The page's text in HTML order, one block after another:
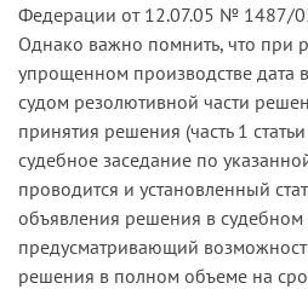
Федерации от 12.07.05 № 1487/
Однако важно помнить, что при
упрощенном производстве дата
судом резолютивной части
принятия решения (часть 1
судебное заседание по
проводится и установленный
объявления решения в судебном
предусматривающий
решения в полном объеме на